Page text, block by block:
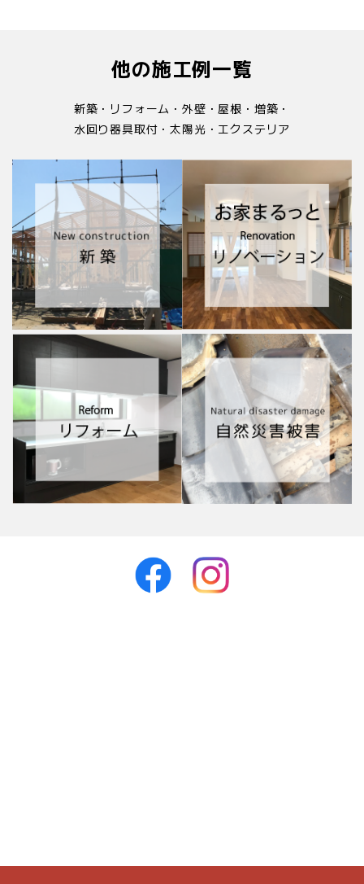
他の施工例一覧
新築・リフォーム・外壁・屋根・増築・
水回り器具取付・太陽光・エクステリア